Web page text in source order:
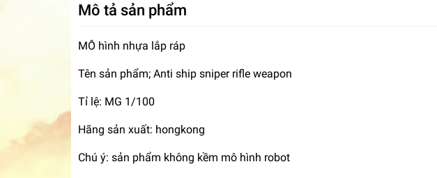
Mô tả sản phẩm
MÔ hình nhựa lắp ráp
Tên sản phẩm; Anti ship sniper rifle weapon
Tỉ lệ: MG 1/100
Hãng sản xuất: hongkong
Chú ý: sản phẩm không kềm mô hình robot